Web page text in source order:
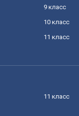
9 класс
10 класс
11 класс
11 класс